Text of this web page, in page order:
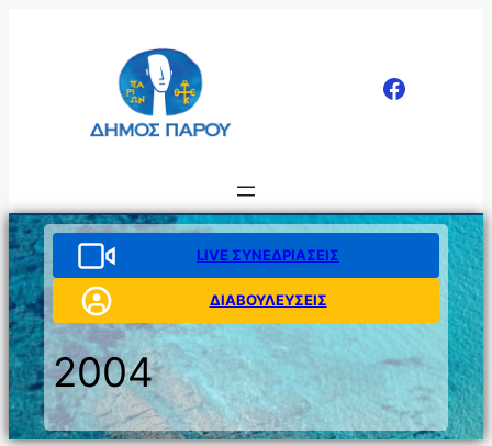
LIVE ΣΥΝΕΔΡΙΑΣΕΙΣ
ΔΙΑΒΟΥΛΕΥΣΕΙΣ
2004